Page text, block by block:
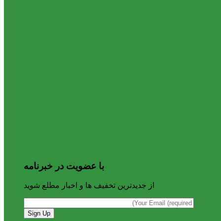
با عضویت در خبرنامه
از جدیدترین تخفیف ها و اخبار مطلع شوید